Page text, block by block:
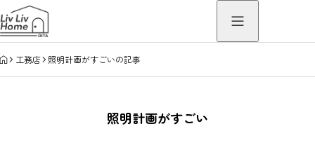
HOME
工務店 照明計画がすごいの記事
照明計画がすごい